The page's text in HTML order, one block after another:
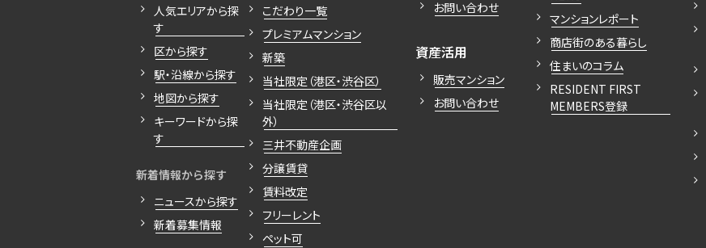
コンシェルジュ付き
ブランドマンション
人気エリアから探
す
区から探す
駅・沿線から探す
地図から探す
キーワードから探
す
新着情報から探す
ニュースから探す
新着募集情報
こだわり一覧
プレミアムマンション
新築
当社限定（港区・渋谷区）
当社限定（港区・渋谷区以
外）
三井不動産企画
分譲賃貸
賃料改定
フリーレント
ペット可
お問い合わせ
資産活用
販売マンション
お問い合わせ
マンションレポート
商店街のある暮らし
住まいのコラム
RESIDENT FIRST
MEMBERS登録